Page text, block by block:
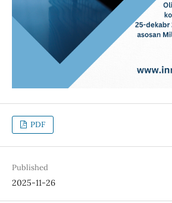
PDF
Published
2025-11-26